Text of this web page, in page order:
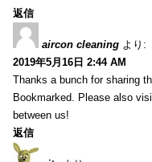
返信
aircon cleaning より:
2019年5月16日 2:44 AM
Thanks a bunch for sharing
Bookmarked. Please also
between us!
返信